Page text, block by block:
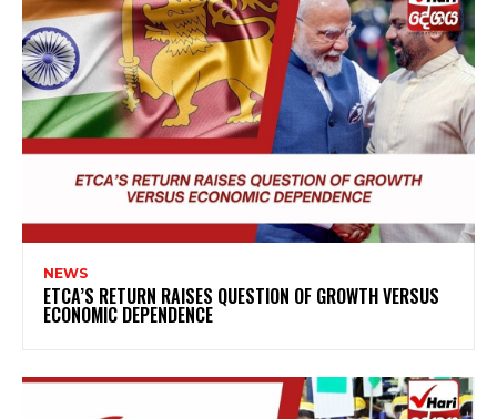
NEWS
ETCA’S RETURN RAISES QUESTION OF GROWTH VERSUS
ECONOMIC DEPENDENCE